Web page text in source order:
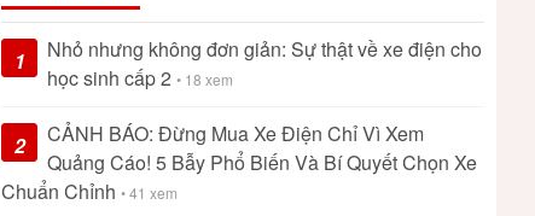
1
Nhỏ nhưng không đơn giản: Sự thật về xe điện cho
học sinh cấp 2 • 18 xem
2
CẢNH BÁO: Đừng Mua Xe Điện Chỉ Vì Xem
Quảng Cáo! 5 Bẫy Phổ Biến Và Bí Quyết Chọn Xe
Chuẩn Chỉnh • 41 xem